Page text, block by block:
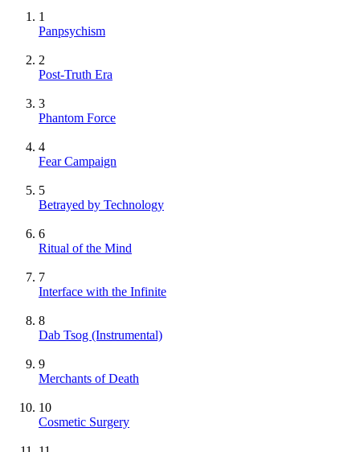
1
Panpsychism
2
Post-Truth Era
3
Phantom Force
4
Fear Campaign
5
Betrayed by Technology
6
Ritual of the Mind
7
Interface with the Infinite
8
Dab Tsog (Instrumental)
9
Merchants of Death
10
Cosmetic Surgery